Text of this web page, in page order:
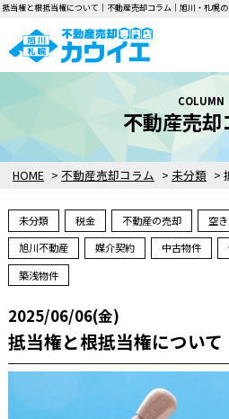
HOME > 不動産売却コラム > 未分類 >
COLUMN
不動産売却
未分類 税金 不動産の売却 空
旭川不動産
媒介契約 中古物件
築浅物件
2025/06/06(金)
抵当権と根抵当権について